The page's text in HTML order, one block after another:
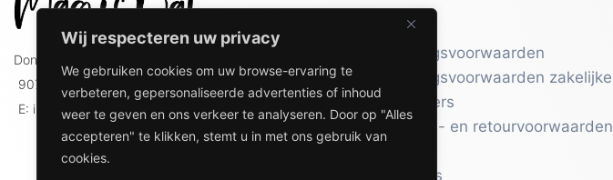
Wij respecteren uw privacy
We gebruiken cookies om uw browse-ervaring te
verbeteren, gepersonaliseerde advertenties of inhoud
weer te geven en ons verkeer te analyseren. Door op "Alles
accepteren" te klikken, stemt u in met ons gebruik van
cookies.
Doniaweg 9
9074 AE Hallum
E: info@magicdat.nl
Contact
Leveringsvoorwaarden
Leveringsvoorwaarden zakelijke
gebruikers
Verzend- en retourvoorwaarden
Over ons